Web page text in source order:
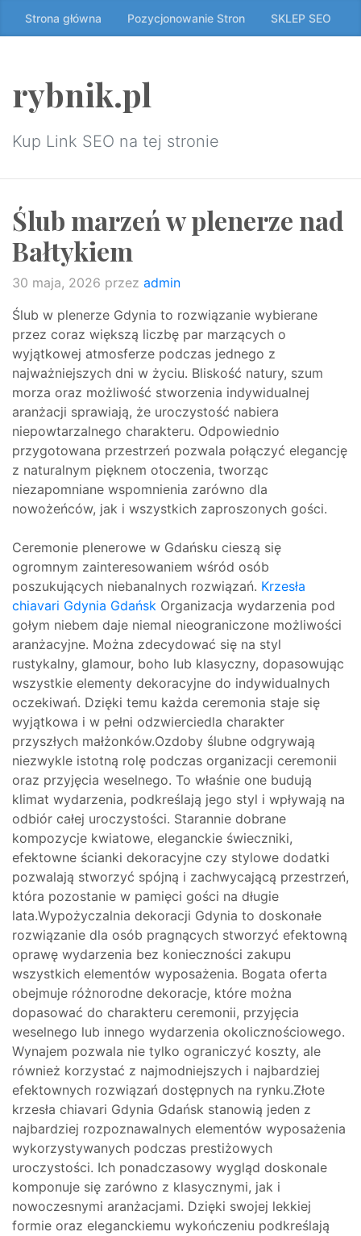
Przeskocz
do
Strona główna Pozycjonowanie Stron SKLEP SEO
rybnik.pl
Kup Link SEO na tej stronie
Ślub marzeń w plenerze nad
Bałtykiem
30 maja, 2026 przez admin
Ślub w plenerze Gdynia to rozwiązanie wybierane
przez coraz większą liczbę par marzących o
wyjątkowej atmosferze podczas jednego z
najważniejszych dni w życiu. Bliskość natury, szum
morza oraz możliwość stworzenia indywidualnej
aranżacji sprawiają, że uroczystość nabiera
niepowtarzalnego charakteru. Odpowiednio
przygotowana przestrzeń pozwala połączyć elegancję
z naturalnym pięknem otoczenia, tworząc
niezapomniane wspomnienia zarówno dla
nowożeńców, jak i wszystkich zaproszonych gości.
Ceremonie plenerowe w Gdańsku cieszą się
ogromnym zainteresowaniem wśród osób
poszukujących niebanalnych rozwiązań. Krzesła
chiavari Gdynia Gdańsk Organizacja wydarzenia pod
gołym niebem daje niemal nieograniczone możliwości
aranżacyjne. Można zdecydować się na styl
rustykalny, glamour, boho lub klasyczny, dopasowując
wszystkie elementy dekoracyjne do indywidualnych
oczekiwań. Dzięki temu każda ceremonia staje się
wyjątkowa i w pełni odzwierciedla charakter
przyszłych małżonków.Ozdoby ślubne odgrywają
niezwykle istotną rolę podczas organizacji ceremonii
oraz przyjęcia weselnego. To właśnie one budują
klimat wydarzenia, podkreślają jego styl i wpływają na
odbiór całej uroczystości. Starannie dobrane
kompozycje kwiatowe, eleganckie świeczniki,
efektowne ścianki dekoracyjne czy stylowe dodatki
pozwalają stworzyć spójną i zachwycającą przestrzeń,
która pozostanie w pamięci gości na długie
lata.Wypożyczalnia dekoracji Gdynia to doskonałe
rozwiązanie dla osób pragnących stworzyć efektowną
oprawę wydarzenia bez konieczności zakupu
wszystkich elementów wyposażenia. Bogata oferta
obejmuje różnorodne dekoracje, które można
dopasować do charakteru ceremonii, przyjęcia
weselnego lub innego wydarzenia okolicznościowego.
Wynajem pozwala nie tylko ograniczyć koszty, ale
również korzystać z najmodniejszych i najbardziej
efektownych rozwiązań dostępnych na rynku.Złote
krzesła chiavari Gdynia Gdańsk stanowią jeden z
najbardziej rozpoznawalnych elementów wyposażenia
wykorzystywanych podczas prestiżowych
uroczystości. Ich ponadczasowy wygląd doskonale
komponuje się zarówno z klasycznymi, jak i
nowoczesnymi aranżacjami. Dzięki swojej lekkiej
formie oraz eleganckiemu wykończeniu podkreślają